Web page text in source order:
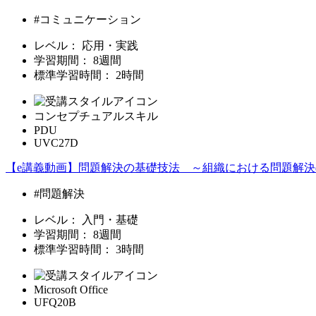
#コミュニケーション
レベル：
応用・実践
学習期間：
8週間
標準学習時間：
2時間
コンセプチュアルスキル
PDU
UVC27D
【e講義動画】問題解決の基礎技法 ～組織における問題解
#問題解決
レベル：
入門・基礎
学習期間：
8週間
標準学習時間：
3時間
Microsoft Office
UFQ20B